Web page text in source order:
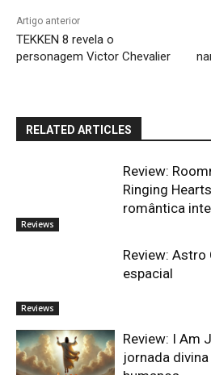
Artigo anterior
TEKKEN 8 revela o
personagem Victor Chevalier
RELATED ARTICLES
Reviews
Review:
Ringing
romântica
Reviews
Review:
espacial
Review: I Am
jornada